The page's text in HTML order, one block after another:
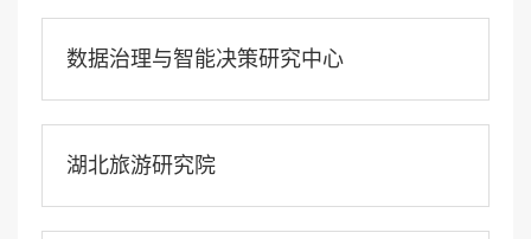
数据治理与智能决策研究中心
湖北旅游研究院